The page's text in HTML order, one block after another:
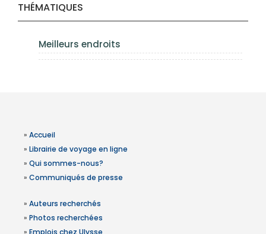
THÉMATIQUES
Meilleurs endroits
» Accueil
» Librairie de voyage en ligne
» Qui sommes-nous?
» Communiqués de presse
» Auteurs recherchés
» Photos recherchées